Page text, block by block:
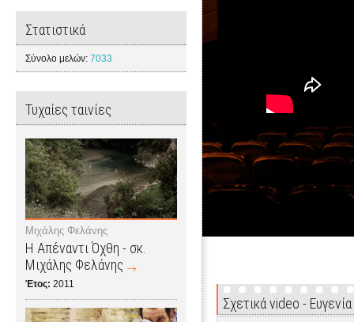
Στατιστικά
Σύνολο μελών: 7033
Τυχαίες ταινίες
Μιχάλης Φελάνης
Η Απέναντι Όχθη - σκ.
Μιχάλης Φελάνης
Έτος: 2011
Σχετικά video -